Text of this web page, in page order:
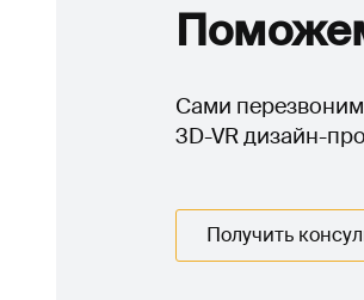
Сами
3D-VR дизайн-
Получить